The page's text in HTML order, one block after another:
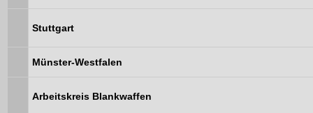
Stuttgart
Münster-Westfalen
Arbeitskreis Blankwaffen